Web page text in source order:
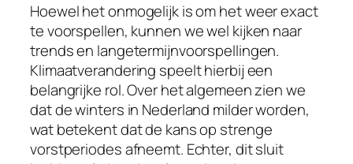
Hoewel het onmogelijk is om het weer exact
te voorspellen, kunnen we wel kijken naar
trends en langetermijnvoorspellingen.
Klimaatverandering speelt hierbij een
belangrijke rol. Over het algemeen zien we
dat de winters in Nederland milder worden,
wat betekent dat de kans op strenge
vorstperiodes afneemt. Echter, dit sluit